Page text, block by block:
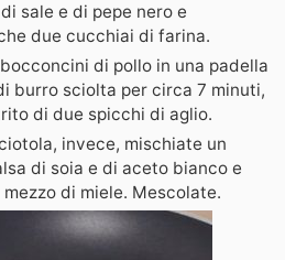
sale e di pepe nero e
due cucchiai di farina.
di pollo in una padella
burro sciolta per circa 7 minuti,
di due spicchi di aglio.
invece, mischiate un
di soia e di aceto bianco e
di miele. Mescolate.